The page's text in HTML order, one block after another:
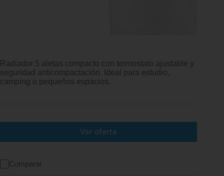
Radiador 5 aletas compacto con termostato ajustable y
seguridad anticompactación. Ideal para estudio,
camping o pequeños espacios.
Ver oferta
Comparar